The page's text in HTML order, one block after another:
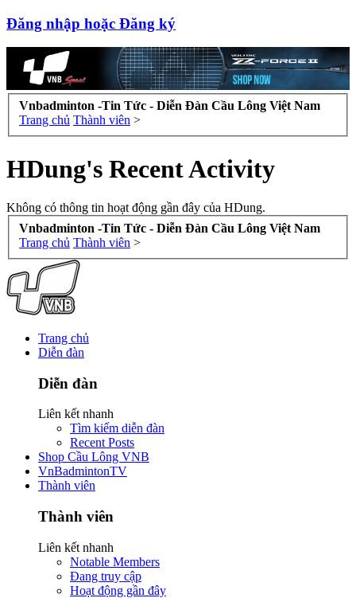
Đăng nhập hoặc Đăng ký
Vnbadminton -Tin Tức - Diễn Đàn Cầu Lông Việt Nam
Trang chủ Thành viên >
HDung's Recent Activity
Không có thông tin hoạt động gần đây của HDung.
Vnbadminton -Tin Tức - Diễn Đàn Cầu Lông Việt Nam
Trang chủ Thành viên >
Trang chủ
Diễn đàn
Diễn đàn
Liên kết nhanh
Tìm kiếm diễn đàn
Recent Posts
Shop Cầu Lông VNB
VnBadmintonTV
Thành viên
Thành viên
Liên kết nhanh
Notable Members
Đang truy cập
Hoạt động gần đây